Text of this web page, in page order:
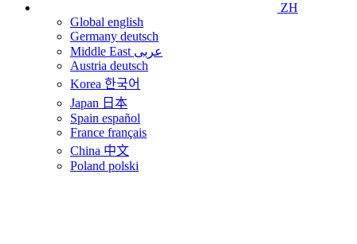
ZH
Global english
Germany deutsch
Middle East عربى
Austria deutsch
Korea 한국어
Japan 日本
Spain español
France français
China 中文
Poland polski